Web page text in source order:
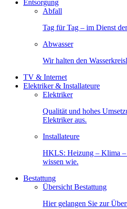
Entsorgung
Abfall
Tag für Tag – im Dienst
Abwasser
Wir halten den
TV & Internet
Elektriker & Installateure
Elektriker
Qualität und hohes
Elektriker aus.
Installateure
HKLS: Heizung – Klima
wissen wie.
Bestattung
Übersicht Bestattung
Hier gelangen Sie zur